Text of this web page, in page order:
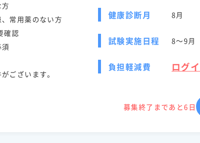
方
常用薬のない方
確認
ございます。
健康診断月 8月
試験実施日程 8～9月
負担軽減費 ログ
募集終了まであと6日